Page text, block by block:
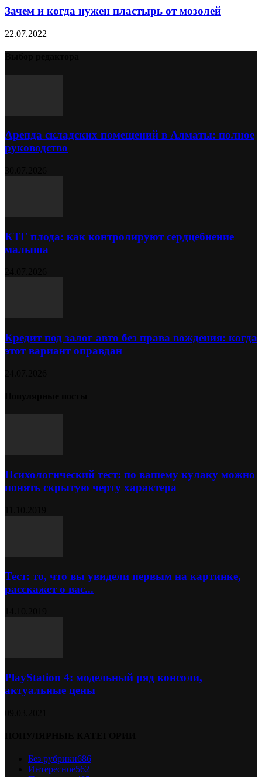
Зачем и когда нужен пластырь от мозолей
22.07.2022
Аренда складских помещений в Алматы: полное
руководство
КТГ плода: как контролируют сердцебиение
малыша
Кредит под залог авто без права вождения: когда
этот вариант оправдан
Психологический тест: по вашему кулаку можно
понять скрытую черту характера
Тест: то, что вы увидели первым на картинке,
расскажет о вас...
PlayStation 4: модельный ряд консоли,
актуальные цены
Без рубрики686
Интересное562